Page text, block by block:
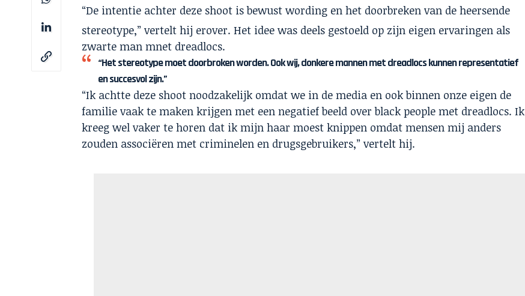
“De intentie achter deze shoot is bewust wording en het doorbreken van de heersende
stereotype,” vertelt hij erover. Het idee was deels gestoeld op zijn eigen ervaringen als
zwarte man mnet dreadlocs.
“Het stereotype moet doorbroken worden. Ook wij, donkere mannen met dreadlocs kunnen representatief
en succesvol zijn.”
“Ik achtte deze shoot noodzakelijk omdat we in de media en ook binnen onze eigen de
familie vaak te maken krijgen met een negatief beeld over black people met dreadlocs. Ik
kreeg wel vaker te horen dat ik mijn haar moest knippen omdat mensen mij anders
zouden associëren met criminelen en drugsgebruikers,” vertelt hij.